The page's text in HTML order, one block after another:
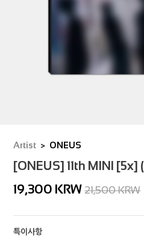
Artist ONEUS
[ONEUS] 11th MINI
19,300 KRW21,500 KRW
특이사항